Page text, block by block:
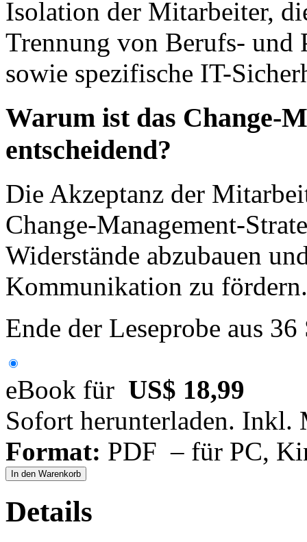
Isolation der Mitarbeiter,
Trennung von Berufs-
sowie spezifische IT-
Warum ist das Change-
entscheidend?
Die Akzeptanz der
Change-Management-
Widerstände abzubauen
Kommunikation zu fördern.
Ende der Leseprobe aus
eBook für US$ 18,99
Sofort herunterladen. Inkl.
Format: PDF – für PC,
In den Warenkorb
Details